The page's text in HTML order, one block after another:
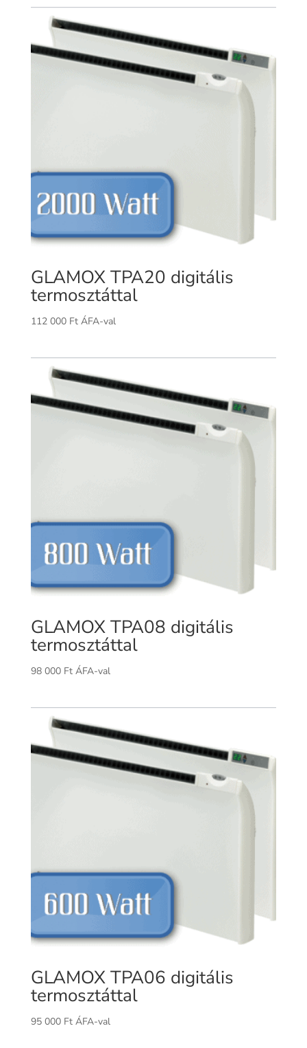
GLAMOX TPA20 digitális
termosztáttal
112 000 Ft ÁFA-val
GLAMOX TPA08 digitális
termosztáttal
98 000 Ft ÁFA-val
GLAMOX TPA06 digitális
termosztáttal
95 000 Ft ÁFA-val